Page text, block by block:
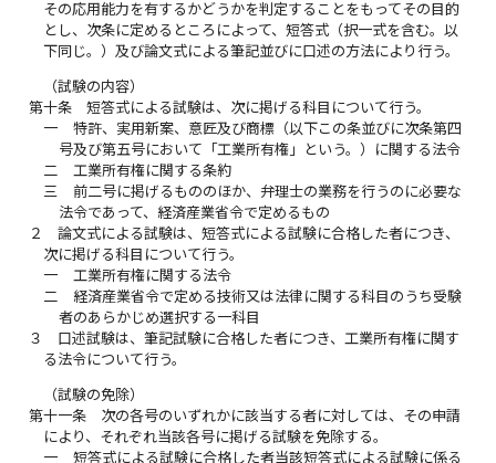
その応用能力を有するかどうかを判定することをもってその目的
とし、次条に定めるところによって、短答式（択一式を含む。以
下同じ。）及び論文式による筆記並びに口述の方法により行う。
（試験の内容）
第十条
短答式による試験は、次に掲げる科目について行う。
一
特許、実用新案、意匠及び商標（以下この条並びに次条第四
号及び第五号において「工業所有権」という。）に関する法令
二
工業所有権に関する条約
三
前二号に掲げるもののほか、弁理士の業務を行うのに必要な
法令であって、経済産業省令で定めるもの
２
論文式による試験は、短答式による試験に合格した者につき、
次に掲げる科目について行う。
一
工業所有権に関する法令
二
経済産業省令で定める技術又は法律に関する科目のうち受験
者のあらかじめ選択する一科目
３
口述試験は、筆記試験に合格した者につき、工業所有権に関す
る法令について行う。
（試験の免除）
第十一条
次の各号のいずれかに該当する者に対しては、その申請
により、それぞれ当該各号に掲げる試験を免除する。
一
短答式による試験に合格した者当該短答式による試験に係る